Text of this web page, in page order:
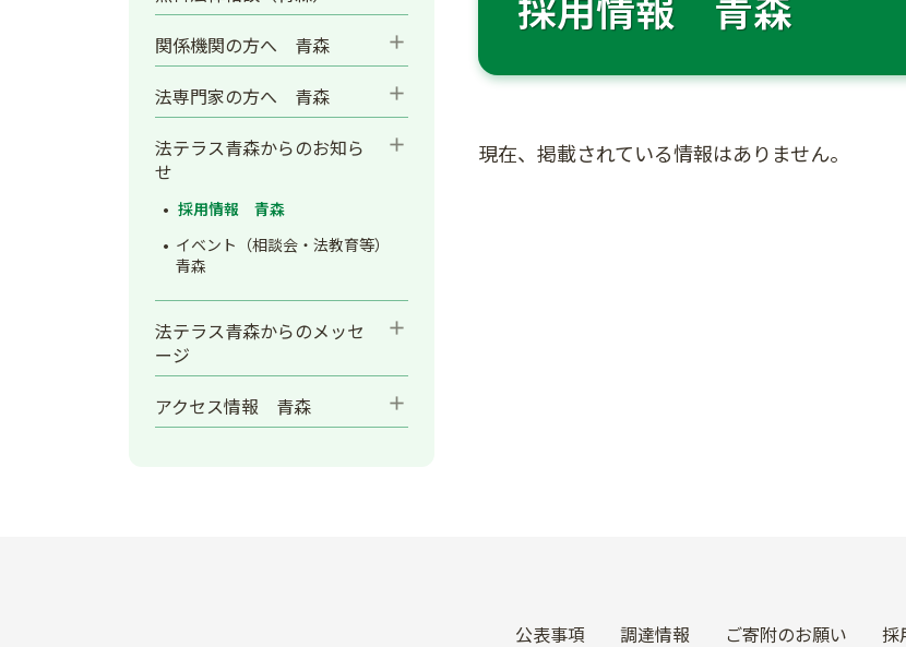
関係機関の方へ 青森 add
法専門家の方へ 青森 add
法テラス青森からのお知ら
せ
add
採用情報 青森
イベント（相談会・法教育等）
青森
法テラス青森からのメッセ
ージ
add
アクセス情報 青森 add
現在、掲載されている情報はありません。
公表事項 調達情報 ご寄附のお願い 採